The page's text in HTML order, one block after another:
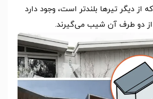
از دیگر تیرها بلندتر است، وجود دارد
از دو طرف آن شیب می‌گیرند.